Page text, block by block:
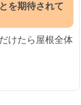
を期待されて
けたら屋根全体